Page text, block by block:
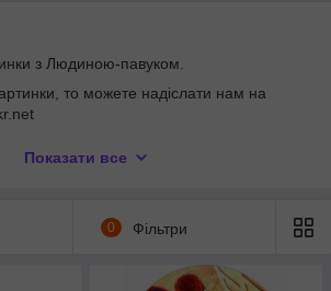
з Людиною-павуком.
то можете надіслати нам на
Показати все
0 Фільтри